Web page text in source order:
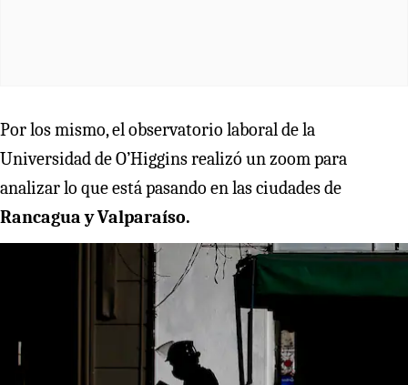
Por los mismo, el observatorio laboral de la
Universidad de O’Higgins realizó un zoom para
analizar lo que está pasando en las ciudades de
Rancagua y Valparaíso.